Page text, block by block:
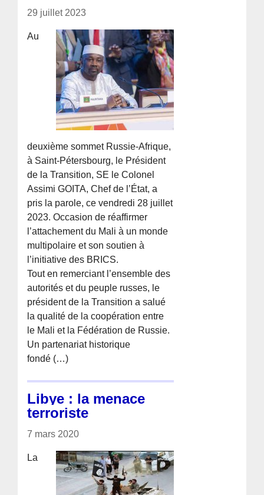
29 juillet 2023
Au
deuxième sommet Russie-Afrique,
à Saint-Pétersbourg, le Président
de la Transition, SE le Colonel
Assimi GOITA, Chef de l’État, a
pris la parole, ce vendredi 28 juillet
2023. Occasion de réaffirmer
l’attachement du Mali à un monde
multipolaire et son soutien à
l’initiative des BRICS.
Tout en remerciant l’ensemble des
autorités et du peuple russes, le
président de la Transition a salué
la qualité de la coopération entre
le Mali et la Fédération de Russie.
Un partenariat historique
fondé (…)
Libye : la menace
terroriste
7 mars 2020
La